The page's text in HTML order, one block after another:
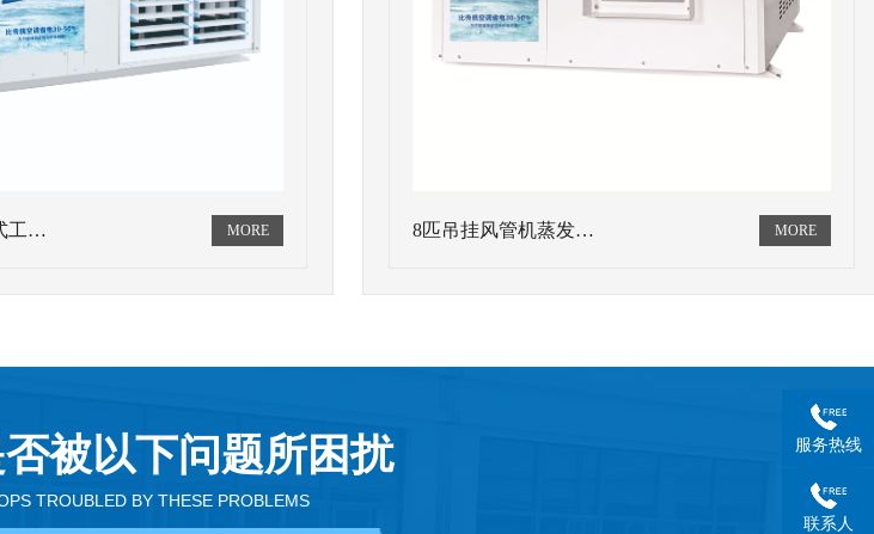
工… 8匹吊挂风管机蒸发…
被以下问题所困扰
TROUBLED BY THESE PROBLEMS
服务热线
联系人